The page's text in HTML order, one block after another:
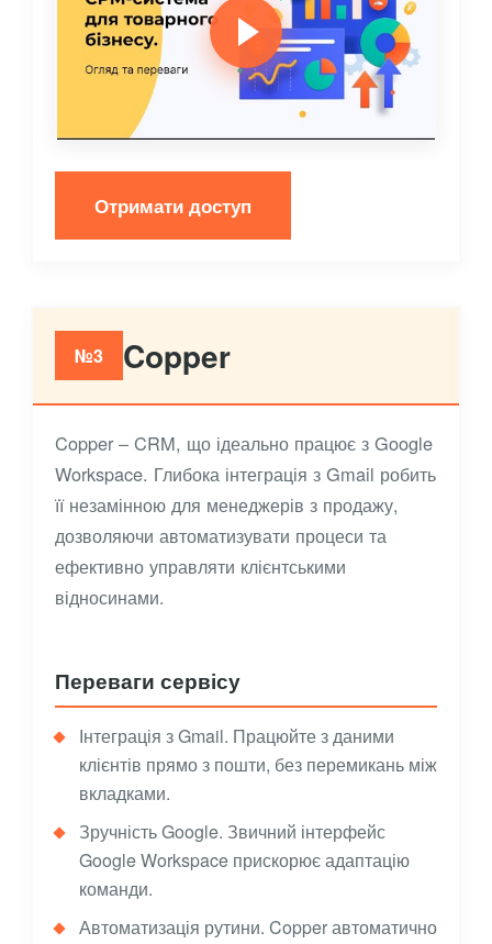
Отримати доступ
№3 Copper
Copper – CRM, що ідеально працює з Google
Workspace. Глибока інтеграція з Gmail робить
її незамінною для менеджерів з продажу,
дозволяючи автоматизувати процеси та
ефективно управляти клієнтськими
відносинами.
Переваги сервісу
Інтеграція з Gmail. Працюйте з даними
клієнтів прямо з пошти, без перемикань між
вкладками.
Зручність Google. Звичний інтерфейс
Google Workspace прискорює адаптацію
команди.
Автоматизація рутини. Copper автоматично